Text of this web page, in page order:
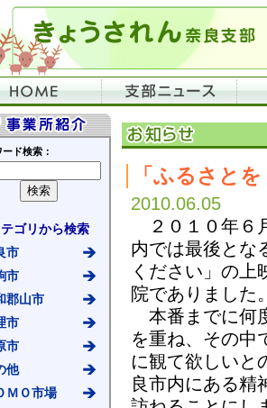
ド検索：
ゴリから検索
市
市
郡山市
市
市
他
ＭＯ市場
「ふるさと
2010.06.05
２０１０年６
内では最後とな
ください」の上
院でありました
本番までに何
を重ね、その中
に観て欲しいと
良市内にある精